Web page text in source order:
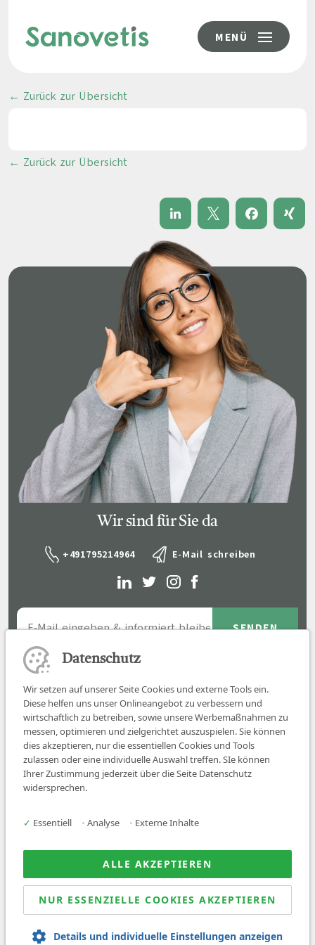
MENÜ
← Zurück zur Übersicht
← Zurück zur Übersicht
Wir sind für Sie da
+491795214964 E-Mail schreiben
Job finden
Über uns
News
© 2026 Sanovetis. All rights reserved.
Datenschutz
Wir setzen auf unserer Seite Cookies und externe Tools ein.
Diese helfen uns unser Onlineangebot zu verbessern und
wirtschaftlich zu betreiben, sowie unsere Werbemaßnahmen zu
messen, optimieren und zielgerichtet auszuspielen. Sie können
dies akzeptieren, nur die essentiellen Cookies und Tools
zulassen oder eine individuelle Auswahl treffen. SIe können
Ihrer Zustimmung jederzeit über die Seite Datenschutz
widersprechen.
✓ Essentiell • Analyse • Externe Inhalte
ALLE AKZEPTIEREN
NUR ESSENZIELLE COOKIES AKZEPTIEREN
Details und individuelle Einstellungen anzeigen